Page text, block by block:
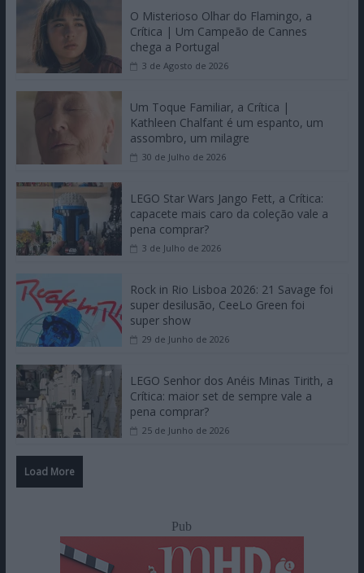
O Misterioso Olhar do Flamingo, a
Crítica | Um Campeão de Cannes
chega a Portugal
3 de Agosto de 2026
Um Toque Familiar, a Crítica |
Kathleen Chalfant é um espanto, um
assombro, um milagre
30 de Julho de 2026
LEGO Star Wars Jango Fett, a Crítica:
capacete mais caro da coleção vale a
pena comprar?
3 de Julho de 2026
Rock in Rio Lisboa 2026: 21 Savage foi
super desilusão, CeeLo Green foi
super show
29 de Junho de 2026
LEGO Senhor dos Anéis Minas Tirith, a
Crítica: maior set de sempre vale a
pena comprar?
25 de Junho de 2026
Load More
Pub